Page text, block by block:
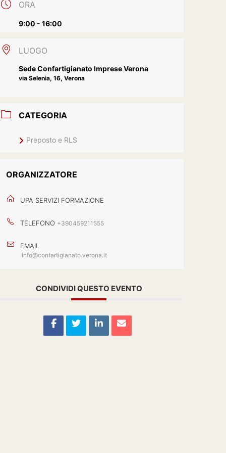
ORA
9:00 - 16:00
LUOGO
Sede Confartigianato Imprese Verona
via Selenia, 16, Verona
CATEGORIA
Preposto e RLS
ORGANIZZATORE
UPA SERVIZI FORMAZIONE
TELEFONO +390459211555
EMAIL
info@confartigianato.verona.it
CONDIVIDI QUESTO EVENTO